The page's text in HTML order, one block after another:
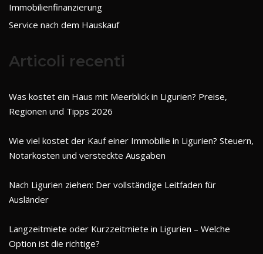
Immobilienfinanzierung
Service nach dem Hauskauf
Articoli recenti
Was kostet ein Haus mit Meerblick in Ligurien? Preise,
Regionen und Tipps 2026
Wie viel kostet der Kauf einer Immobilie in Ligurien? Steuern,
Notarkosten und versteckte Ausgaben
Nach Ligurien ziehen: Der vollständige Leitfaden für
Ausländer
Langzeitmiete oder Kurzzeitmiete in Ligurien – Welche
Option ist die richtige?